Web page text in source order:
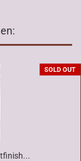
SOLD OUT